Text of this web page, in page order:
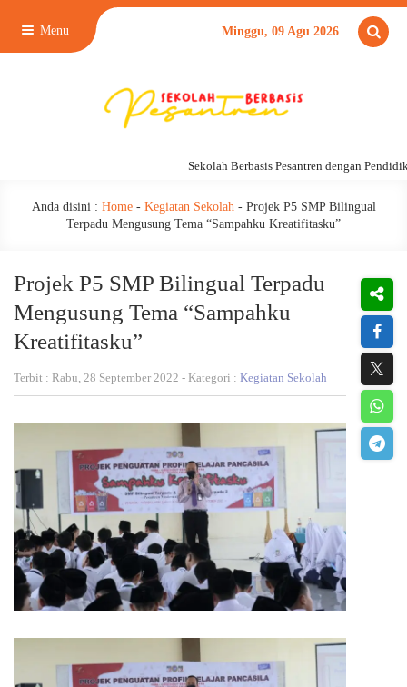
Menu Minggu, 09 Agu 2026
Sekolah Berbasis Pesantren dengan
Anda disini : Home- Kegiatan Sekolah- Projek P5 SMP Bilingual
Terpadu Mengusung Tema “Sampahku Kreatifitasku”
Projek P5 SMP Bilingual Terpadu
Mengusung Tema “Sampahku
Kreatifitasku”
Terbit : Rabu, 28 September 2022 - Kategori : Kegiatan Sekolah